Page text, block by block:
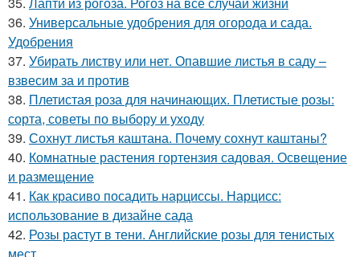
36. Универсальные удобрения для огорода и сада.
Удобрения
37. Убирать листву или нет. Опавшие листья в саду –
взвесим за и против
38. Плетистая роза для начинающих. Плетистые розы:
сорта, советы по выбору и уходу
39. Сохнут листья каштана. Почему сохнут каштаны?
40. Комнатные растения гортензия садовая. Освещение
и размещение
41. Как красиво посадить нарциссы. Нарцисс:
использование в дизайне сада
42. Розы растут в тени. Английские розы для тенистых